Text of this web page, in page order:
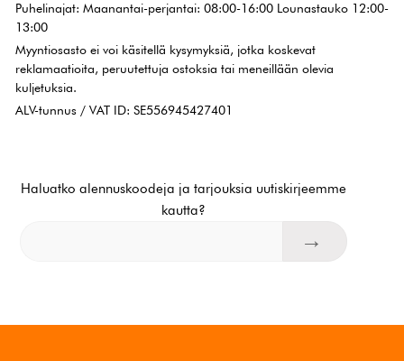
Puhelinajat: Maanantai-perjantai: 08:00-16:00 Lounastauko 12:00-
13:00
Myyntiosasto ei voi käsitellä kysymyksiä, jotka koskevat
reklamaatioita, peruutettuja ostoksia tai meneillään olevia
kuljetuksia.
ALV-tunnus / VAT ID: SE556945427401
Haluatko alennuskoodeja ja tarjouksia uutiskirjeemme
kautta?